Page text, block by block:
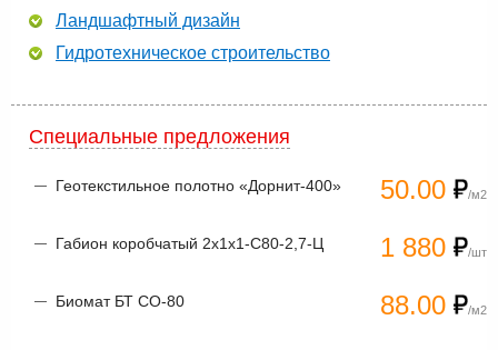
Ландшафтный дизайн
Гидротехническое строительство
Специальные предложения
50.00 /м2
Геотекстильное полотно «Дорнит-400»
1 880 /шт
Габион коробчатый 2х1х1-С80-2,7-Ц
88.00 /м2
Биомат БТ СО-80